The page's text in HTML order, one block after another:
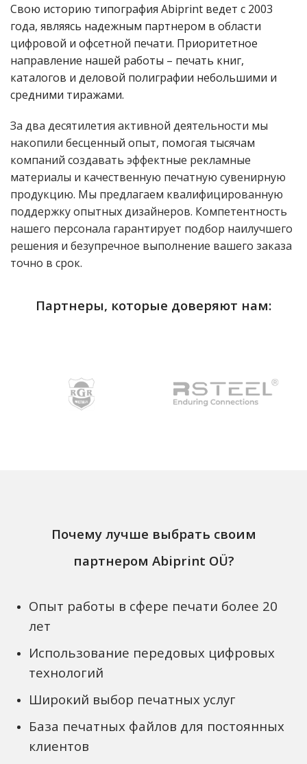
Свою историю типография Abiprint ведет с 2003
года, являясь надежным партнером в области
цифровой и офсетной печати. Приоритетное
направление нашей работы – печать книг,
каталогов и деловой полиграфии небольшими и
средними тиражами.
За два десятилетия активной деятельности мы
накопили бесценный опыт, помогая тысячам
компаний создавать эффектные рекламные
материалы и качественную печатную сувенирную
продукцию. Мы предлагаем квалифицированную
поддержку опытных дизайнеров. Компетентность
нашего персонала гарантирует подбор наилучшего
решения и безупречное выполнение вашего заказа
точно в срок.
Партнеры, которые доверяют нам:
Почему лучше выбрать cвоим
партнером Abiprint OÜ?
Опыт работы в сфере печати более 20
лет
Использование передовых цифровых
технологий
Широкий выбор печатных услуг
База печатных файлов для постоянных
клиентов